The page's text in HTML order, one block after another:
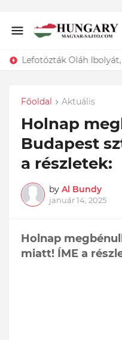
Főoldal Aktuális
Holnap
Budapest
a részletek:
by Al Bundy
január 14, 2025
Holnap
miatt! ÍME a